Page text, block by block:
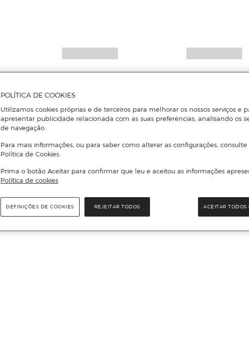
POLÍTICA DE COOKIES
Utilizamos cookies próprias e de terceiros para melhorar os nossos serviços e
apresentar publicidade relacionada com as suas preferências, analisando os
de navegação.
Para mais informações, ou para saber como alterar as configurações, consulte
Política de Cookies.
Prima o botão Aceitar para confirmar que leu e aceitou as informações
Política de cookies
REJEITAR TODOS ACEITAR TODOS
DEFINIÇÕES DE COOKIES